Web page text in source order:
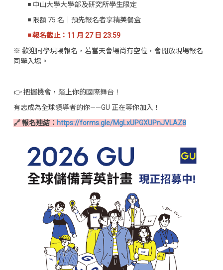
◾ 中山大學大學部及研究所學生限定
◾ 限額 75 名｜預先報名者享精美餐盒
◾ 報名截止：11 月 27 日 23:59
※ 歡迎同學現場報名，若當天會場尚有空位，會開放現場報名
同學入場。
👉 把握機會，踏上你的國際舞台！
有志成為全球領導者的你——GU 正在等你加入！
🔗 報名連結： https://forms.gle/MgLxUPGXUPnJVLAZ8